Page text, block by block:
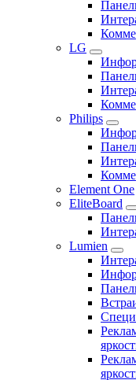
LG
Philips
Element One
EliteBoard
Lumien